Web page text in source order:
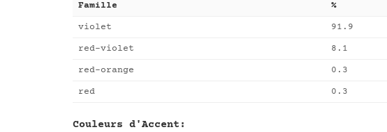
Famille %
violet 91.9
red-violet 8.1
red-orange 0.3
red 0.3
Couleurs d'Accent: